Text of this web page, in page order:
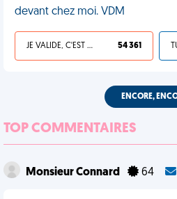
devant chez moi. VDM
JE VALIDE, C'EST UNE VDM 54 361
ENCORE,
TOP COMMENTAIRES
Monsieur Connard 64